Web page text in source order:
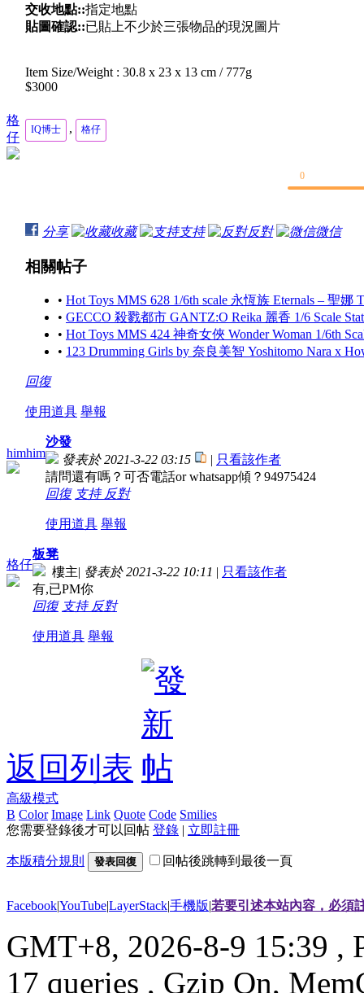
格
仔
交收地點::指定地點
貼圖確認::已貼上不少於三張物品的現況圖片
Item Size/Weight : 30.8 x 23 x 13 cm / 777g
$3000
IQ博士 , 格仔
0
分享 收藏 支持 反對 微信
相關帖子
• Hot Toys MMS 628 1/6th scale 永恆族 Eternals – 聖娜
• GECCO 殺戮都市 GANTZ:O Reika 麗香 1/6 Scale
• Hot Toys MMS 424 神奇女俠 Wonder Woman 1/6th
• 123 Drumming Girls by 奈良美智 Yoshitomo Nara x
回復
使用道具 舉報
himhim
沙發
發表於 2021-3-22 03:15
| 只看該作者
請問還有嗎？可否電話or whatsapp傾？94975424
回復 支持 反對
使用道具 舉報
格仔
板凳
樓主| 發表於 2021-3-22 10:11 | 只看該作者
有,已PM你
回復 支持 反對
使用道具 舉報
返回列表
高級模式
B Color Image Link Quote Code Smilies
您需要登錄後才可以回帖 登錄 | 立即註冊
本版積分規則 發表回復 回帖後跳轉到最後一頁
Facebook|YouTube|LayerStack|手機版|若要引述本站內容，必須
GMT+8, 2026-8-9 15:39 ,
17 queries , Gzip On,